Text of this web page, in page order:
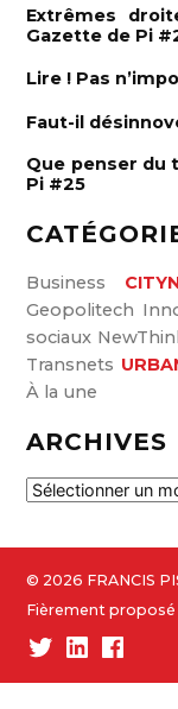
h
r
Extrêmes
Gazette de Pi
Lire ! Pas
Faut-il
Que penser du
Pi #25
Business
Geopolitech
sociaux
Transnets
À la une
ARCHIVES
A
c
h
e
s
© 2026 FRANCIS
Fièrement proposé
TwitterLinked-Facebook